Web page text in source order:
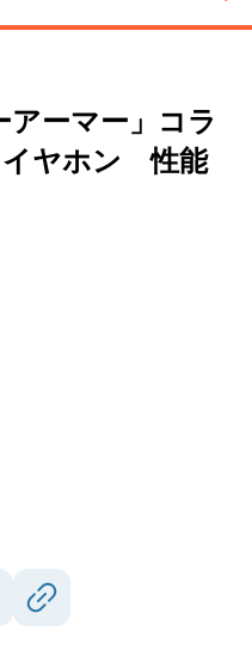
アーマー」コラ
イヤホン 性能